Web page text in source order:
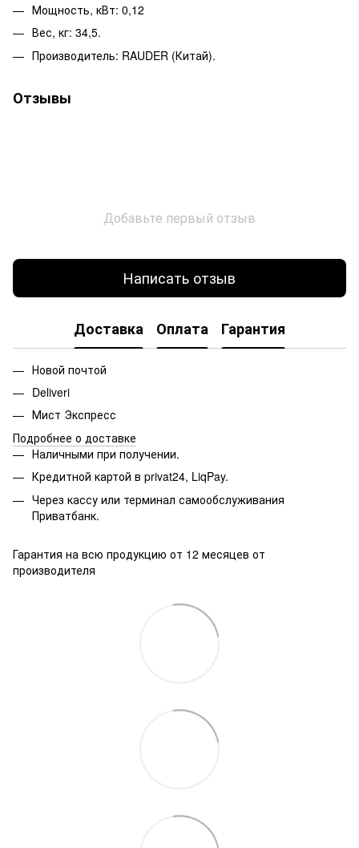
Мощность, кВт: 0,12
Вес, кг: 34,5.
Производитель: RAUDER (Китай).
Отзывы
Добавьте первый отзыв
Написать отзыв
Доставка Оплата Гарантия
Новой почтой
Deliveri
Мист Экспресс
Подробнее о доставке
Наличными при получении.
Кредитной картой в privat24, LiqPay.
Через кассу или терминал самообслуживания
Приватбанк.
Гарантия на всю продукцию от 12 месяцев от
производителя